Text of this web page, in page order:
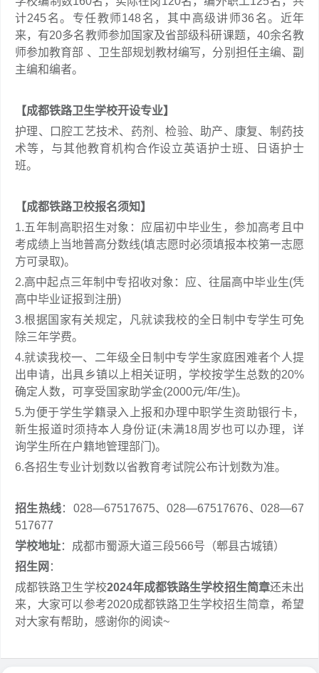
计245名。专任教师148名，其中高级讲师36名。近年
来，有20多名教师参加国家及省部级科研课题，40余名教
师参加教育部 、卫生部规划教材编写，分别担任主编、副
主编和编者。
【成都铁路卫生学校开设专业】
护理、口腔工艺技术、药剂、检验、助产、康复、制药技
术等，与其他教育机构合作设立英语护士班、日语护士
班。
【成都铁路卫校报名须知】
1.五年制高职招生对象：应届初中毕业生，参加高考且中
考成绩上当地普高分数线(填志愿时必须填报本校第一志愿
方可录取)。
2.高中起点三年制中专招收对象：应、往届高中毕业生(凭
高中毕业证报到注册)
3.根据国家有关规定，凡就读我校的全日制中专学生可免
除三年学费。
4.就读我校一、二年级全日制中专学生家庭困难者个人提
出申请，出具乡镇以上相关证明，学校按学生总数的20%
确定人数，可享受国家助学金(2000元/年/生)。
5.为便于学生学籍录入上报和办理中职学生资助银行卡，
新生报道时须持本人身份证(未满18周岁也可以办理，详
询学生所在户籍地管理部门)。
6.各招生专业计划数以省教育考试院公布计划数为准。
招生热线：028—67517675、028—67517676、028—67
517677
学校地址：成都市蜀源大道三段566号（郫县古城镇）
招生网 ：
成都铁路卫生学校2024年成都铁路生学校招生简章还未出
来，大家可以参考2020成都铁路卫生学校招生简章，希望
对大家有帮助，感谢你的阅读~